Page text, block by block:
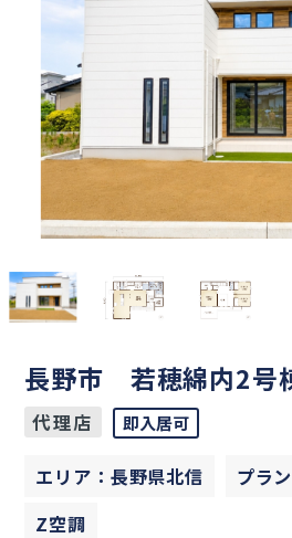
長野市 若穂綿内2号
代理店 即入居可
エリア：長野県北信
プラ
Z空調